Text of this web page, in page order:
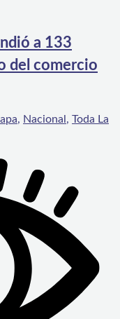
a 133
del comercio
, Nacional , Toda La